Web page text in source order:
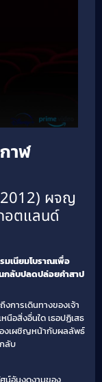
าฬ
ผจญ
อตแลนด์
มเนียมโบราณเพื่อ
ลับปลดปล่อยคำสาป
การเดินทางของเจ้า
หนือสิ่งอื่นใด เธอปฏิเสธ
งเผชิญหน้ากับผลลัพธ์
ลับ